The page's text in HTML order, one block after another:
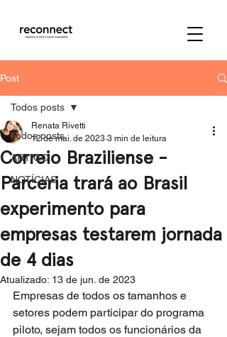
Post
Todos posts
ARTIGO
NOTÍCIAS
Todos posts
Correio Braziliense -
Parceria trará ao Brasil
experimento para
empresas testarem jornada
de 4 dias
Renata Rivetti
12 de mai. de 2023 3 min de leitura
Atualizado: 13 de jun. de 2023
Empresas de todos os tamanhos e
setores podem participar do programa
piloto, sejam todos os funcionários da